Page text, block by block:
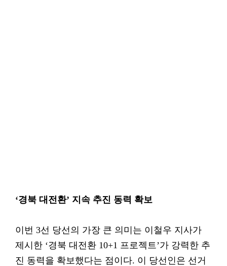
‘경북 대전환’ 지속 추진 동력 확보
이번 3선 당선의 가장 큰 의미는 이철우 지사가
제시한 ‘경북 대전환 10+1 프로젝트’가 강력한 추
진 동력을 확보했다는 점이다. 이 당선인은 선거